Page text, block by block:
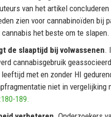
van het artikel
zien voor cannabinoïden bij
het beste om te slapen.
de slaaptijd bij volwassenen.
cannabisgebruik
met en zonder HI
niet in vergelijking
189.